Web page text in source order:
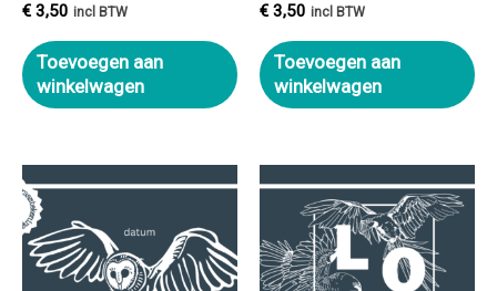
€ 3,50 incl BTW
Toevoegen aan
winkelwagen
€ 3,50 incl BTW
Toevoegen aan
winkelwagen